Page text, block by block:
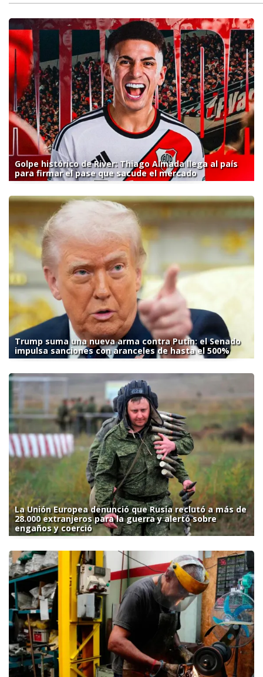
Golpe histórico de River: Thiago Almada llega al país
para firmar el pase que sacude el mercado
Trump suma una nueva arma contra Putin: el Senado
impulsa sanciones con aranceles de hasta el 500%
La Unión Europea denunció que Rusia reclutó a más de
28.000 extranjeros para la guerra y alertó sobre
engaños y coerció